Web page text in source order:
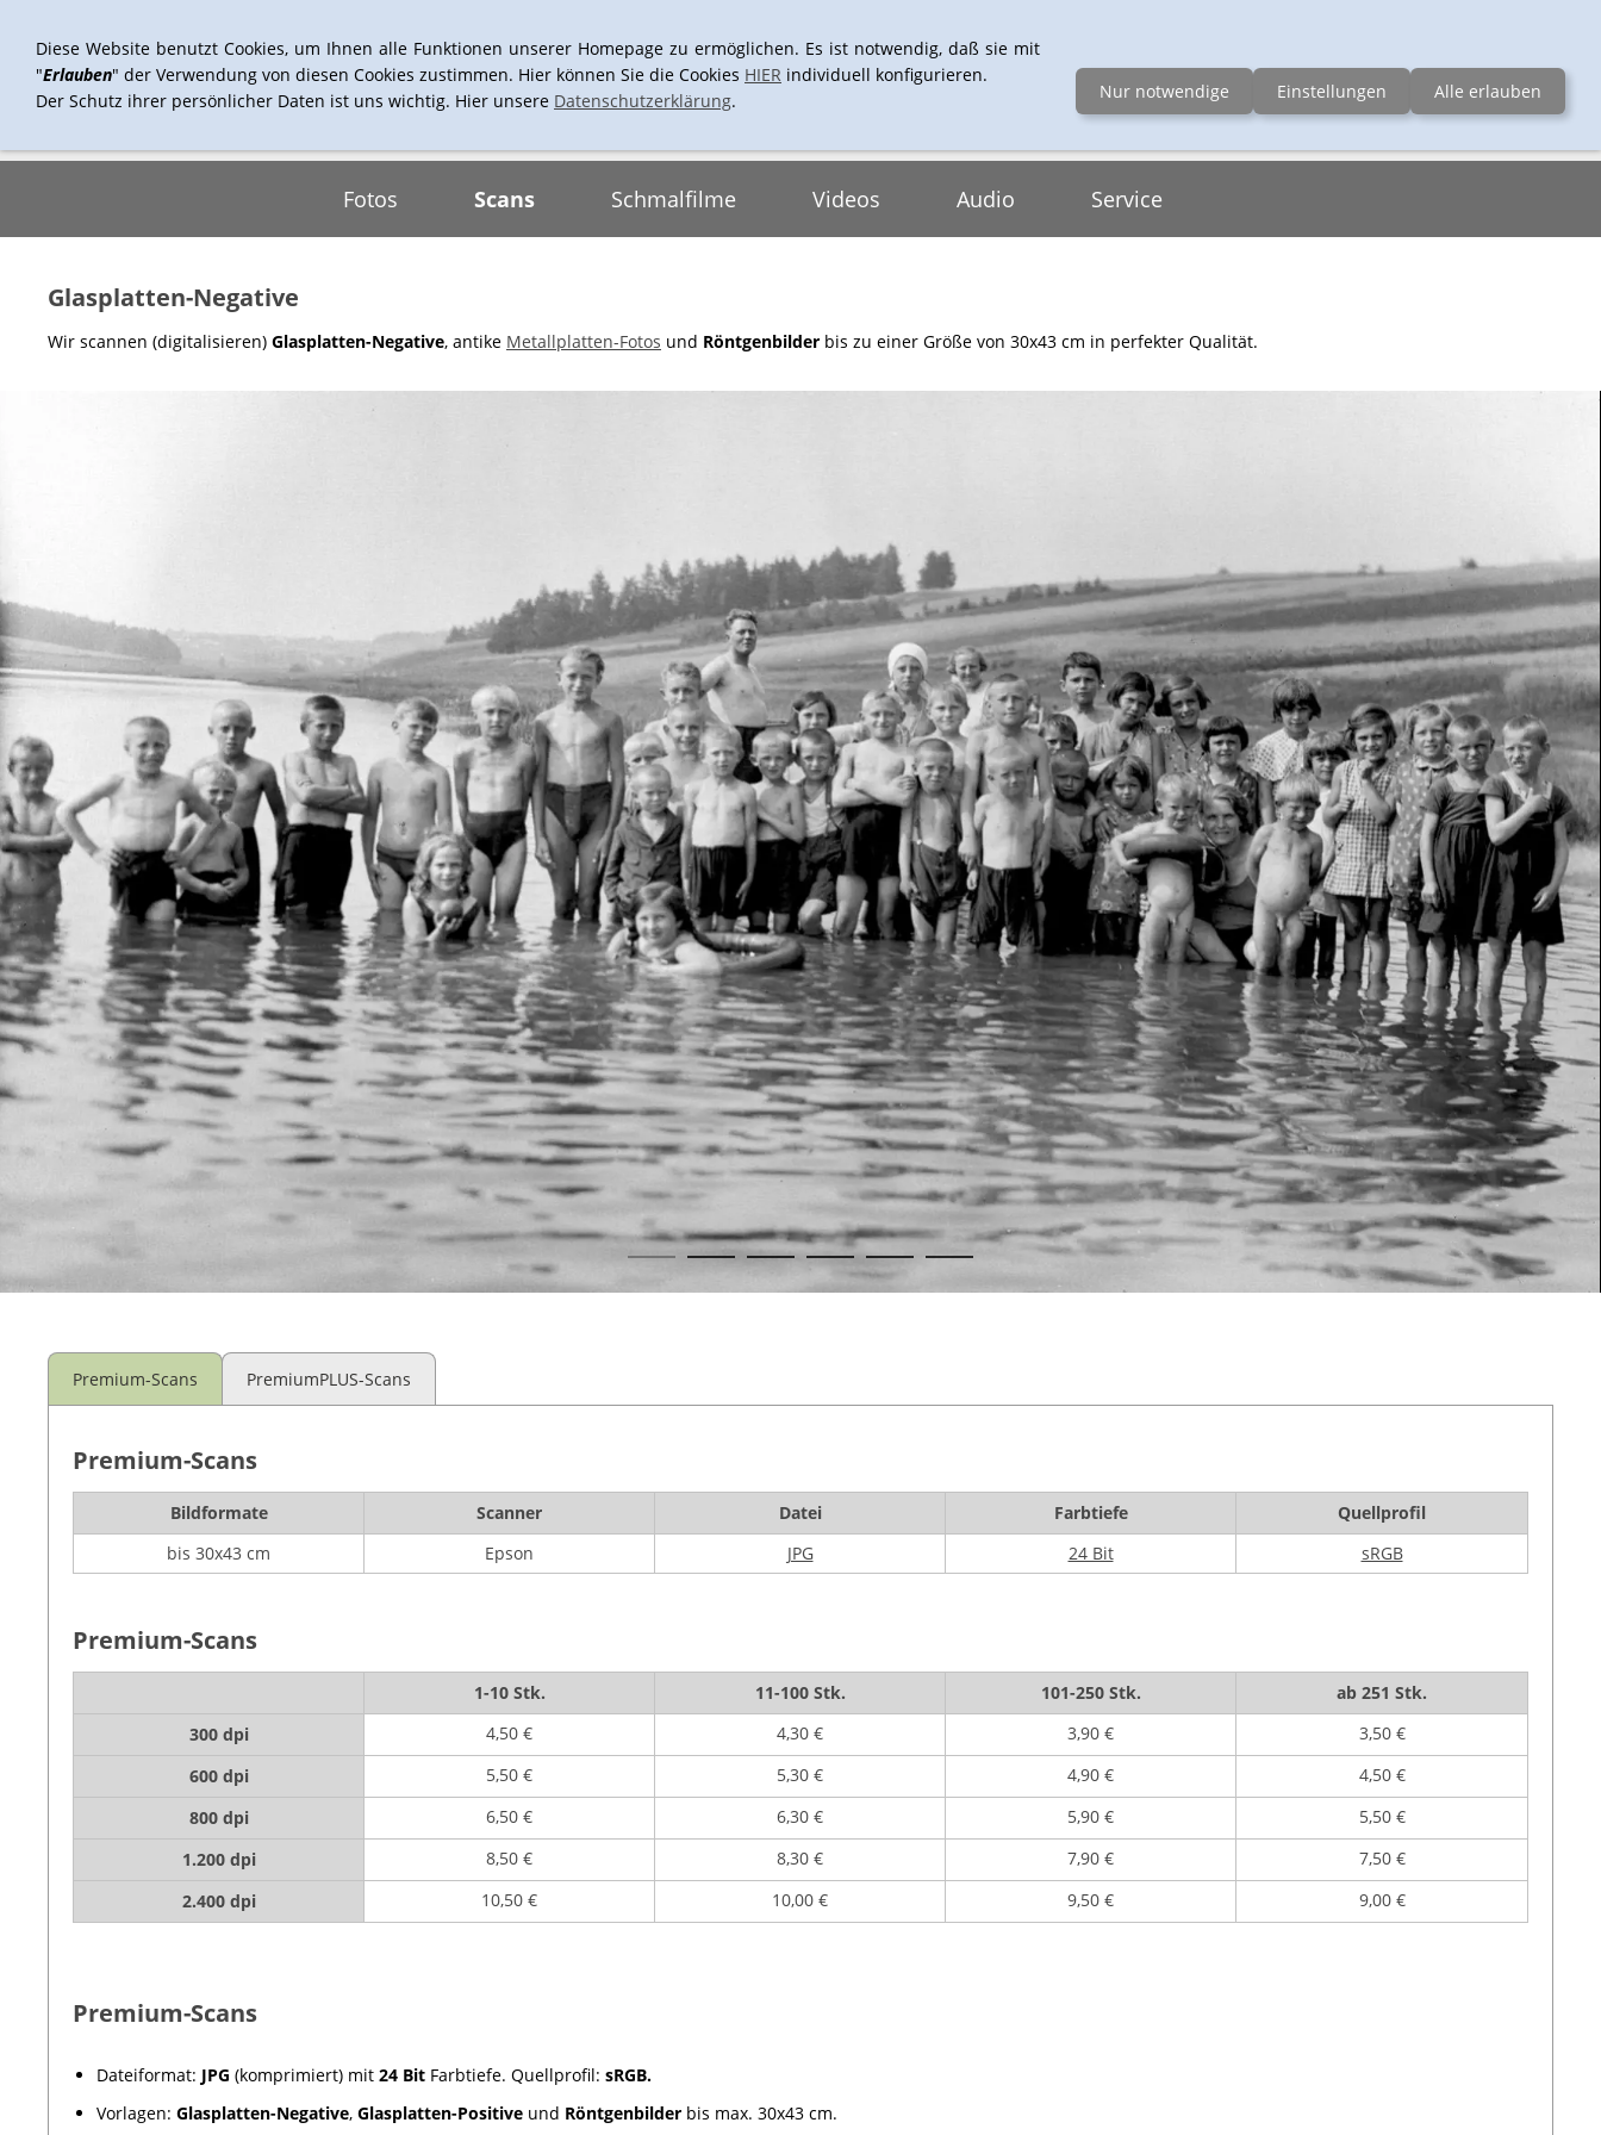
+43-1-4061661
Fotos Scans Schmalfilme Videos Audio Service
Glasplatten-Negative
Wir scannen (digitalisieren) Glasplatten-Negative, antike Metallplatten-Fotos und Röntgenbilder bis zu einer Größe von 30x43 cm in perfekter Qualität.
Premium-Scans PremiumPLUS-Scans
Premium-Scans
Bildformate Scanner Datei Farbtiefe
Quellprofil
bis 30x43 cm
Epson JPG 24 Bit sRGB
Premium-Scans
1-10 Stk. 11-100 Stk. 101-250 Stk.
ab 251 Stk.
300 dpi
4,50 € 4,30 € 3,90 €
3,50 €
600 dpi
5,50 € 5,30 € 4,90 €
4,50 €
800 dpi
6,50 € 6,30 € 5,90 €
5,50 €
1.200 dpi
8,50 € 8,30 € 7,90 €
7,50 €
2.400 dpi
10,50 € 10,00 € 9,50 € 9,00 €
Premium-Scans
Dateiformat: JPG (komprimiert) mit 24 Bit Farbtiefe. Quellprofil: sRGB.
Vorlagen: Glasplatten-Negative, Glasplatten-Positive und Röntgenbilder bis max. 30x43 cm.
Diese Website benutzt Cookies, um Ihnen alle Funktionen unserer Homepage zu ermöglichen. Es ist notwendig, daß sie mit
"Erlauben" der Verwendung von diesen Cookies zustimmen. Hier können Sie die Cookies HIER individuell konfigurieren.
Der Schutz ihrer persönlicher Daten ist uns wichtig. Hier unsere Datenschutzerklärung. Nur notwendige Einstellungen Alle erlauben